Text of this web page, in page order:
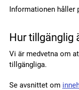
Informationen
Hur tillgänglig
Vi är medvetna om
tillgängliga.
Se avsnittet om